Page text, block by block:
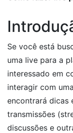
Se você está
uma live para a
interessado em
interagir com
encontrará dicas
transmissões
discussões e